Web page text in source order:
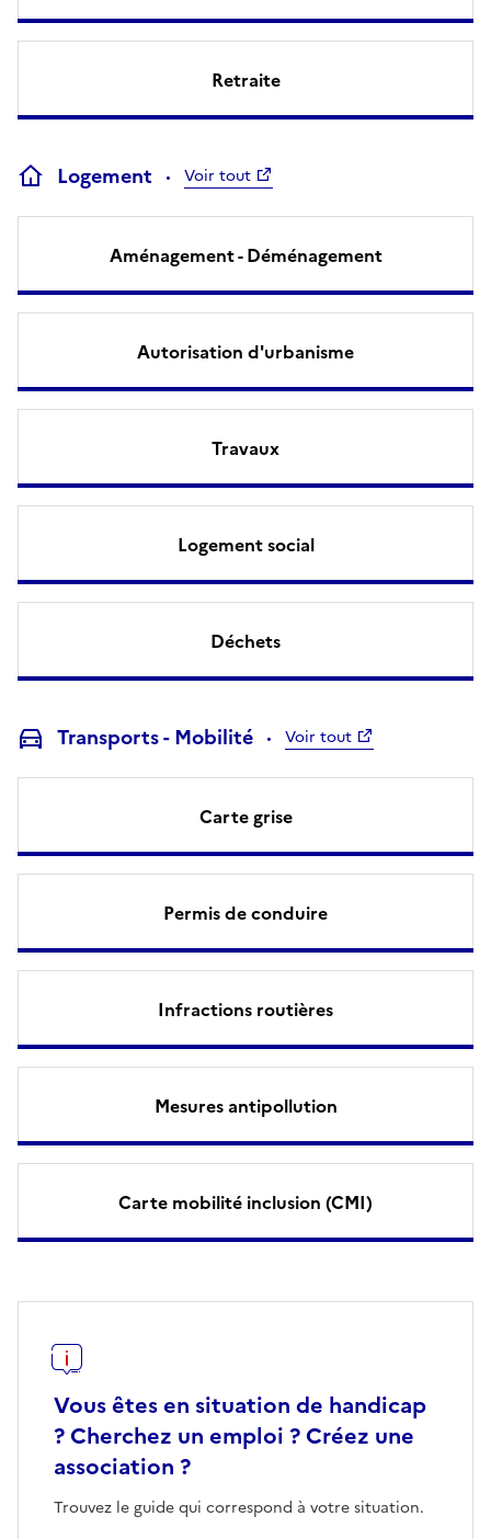
Retraite
Logement Voir tout
Aménagement - Déménagement
Autorisation d'urbanisme
Travaux
Logement social
Déchets
Transports - Mobilité Voir tout
Carte grise
Permis de conduire
Infractions routières
Mesures antipollution
Carte mobilité inclusion (CMI)
Vous êtes en situation de handicap
? Cherchez un emploi ? Créez une
association ?
Trouvez le guide qui correspond à votre situation.